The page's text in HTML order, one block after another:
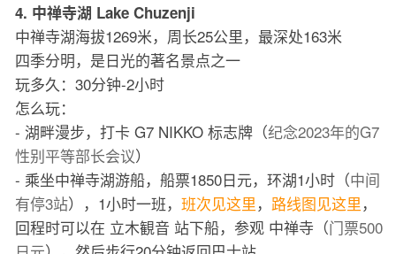
4. 中禅寺湖 Lake Chuzenji
中禅寺湖海拔1269米，周长25公里，最深处163米
四季分明，是日光的著名景点之一
玩多久：30分钟-2小时
怎么玩：
- 湖畔漫步，打卡 G7 NIKKO 标志牌（纪念2023年的G7
性别平等部长会议）
- 乘坐中禅寺湖游船，船票1850日元，环湖1小时（中间
有停3站），1小时一班， 班次见这里， 路线图见这里，
回程时可以在 立木観音 站下船，参观 中禅寺（门票500